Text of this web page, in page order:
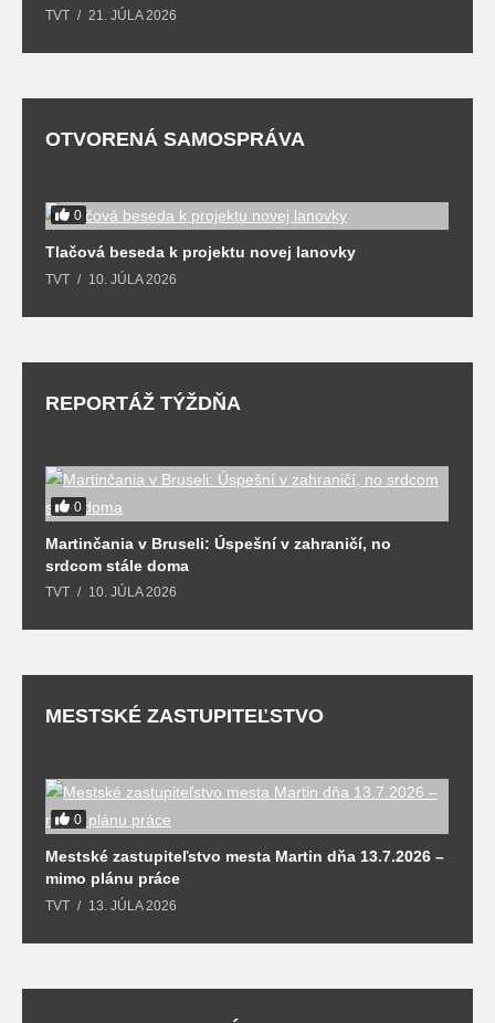
TVT 21. JÚLA 2026
OTVORENÁ SAMOSPRÁVA
0
Tlačová beseda k projektu novej lanovky
TVT 10. JÚLA 2026
REPORTÁŽ TÝŽDŇA
0
Martinčania v Bruseli: Úspešní v zahraničí, no
srdcom stále doma
TVT 10. JÚLA 2026
MESTSKÉ ZASTUPITEĽSTVO
0
Mestské zastupiteľstvo mesta Martin dňa 13.7.2026 –
mimo plánu práce
TVT 13. JÚLA 2026